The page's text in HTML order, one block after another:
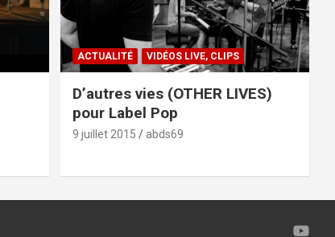
ACTUALITÉ VIDÉOS LIVE, CLIPS
D’autres vies (OTHER LIVES)
pour Label Pop
9 juillet 2015 abds69